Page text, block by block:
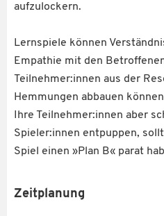
aufzulockern.
Lernspiele können
Empathie mit den
Teilnehmer:innen aus der
Hemmungen abbauen
Ihre Teilnehmer:innen aber
Spieler:innen entpuppen,
Spiel einen »Plan B« parat
Zeitplanung